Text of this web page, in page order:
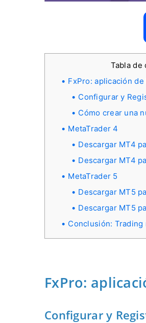
Tabla de
FxPro: aplicación
Configurar y
Cómo crear una
MetaTrader 4
Descargar MT4
Descargar MT4
MetaTrader 5
Descargar MT5
Descargar MT5
Conclusión:
FxPro:
Configurar y